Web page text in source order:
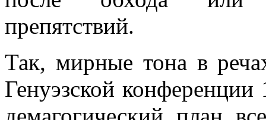
препятствий.
Так, мирные тона в
Генуэзской